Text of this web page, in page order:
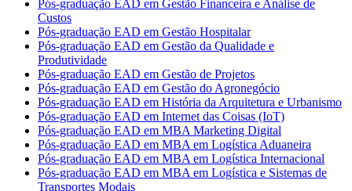
Pós-graduação EAD em Gestão Financeira e Análise de
Custos
Pós-graduação EAD em Gestão Hospitalar
Pós-graduação EAD em Gestão da Qualidade e
Produtividade
Pós-graduação EAD em Gestão de Projetos
Pós-graduação EAD em Gestão do Agronegócio
Pós-graduação EAD em História da Arquitetura e Urbanismo
Pós-graduação EAD em Internet das Coisas (IoT)
Pós-graduação EAD em MBA Marketing Digital
Pós-graduação EAD em MBA em Logística Aduaneira
Pós-graduação EAD em MBA em Logística Internacional
Pós-graduação EAD em MBA em Logística e Sistemas de
Transportes Modais